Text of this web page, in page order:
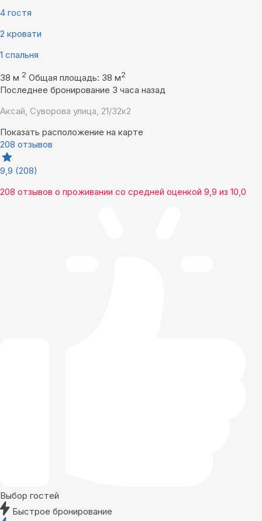
4 гостя
2 кровати
1 спальня
38 м 2 Общая площадь: 38 м2
Последнее бронирование 3 часа назад
Аксай, Суворова улица, 21/32к2
Показать расположение на карте
208 отзывов
9,9 (208)
208 отзывов о проживании со средней оценкой 9,9 из 10,0
Выбор гостей
Быстрое бронирование